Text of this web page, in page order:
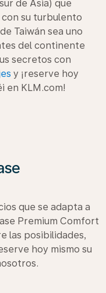
de Asia) que
su turbulento
Taiwán sea uno
del continente
secretos con
y ¡reserve hoy
en KLM.com!
que se adapta a
Premium Comfort
las posibilidades,
hoy mismo su